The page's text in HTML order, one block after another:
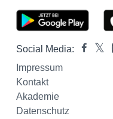
Social Media:
Impressum
Kontakt
Akademie
Datenschutz